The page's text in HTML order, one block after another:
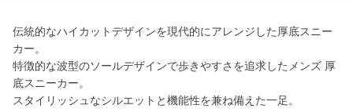
伝統的なハイカットデザインを現代的にアレンジした厚底スニー
カー。
特徴的な波型のソールデザインで歩きやすさを追求したメンズ 厚
底スニーカー。
スタイリッシュなシルエットと機能性を兼ね備えた一足。